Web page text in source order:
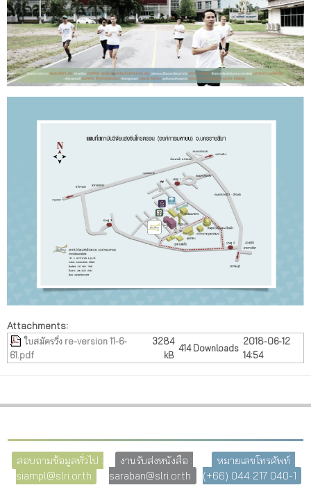
Attachments:
ใบสมัครวิ่ง re-version 11-6-
61.pdf
3284
kB
414 Downloads
2018-06-12
14:54
สอบถามข้อมูลทั่วไป :
siampl@slri.or.th
งานรับส่งหนังสือ :
saraban@slri.or.th
หมายเลขโทรศัพท์ :
(+66) 044 217 040-1